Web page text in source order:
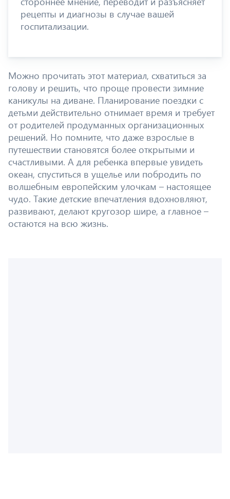
рецепты и диагнозы в случае вашей
госпитализации.
Можно прочитать этот материал, схватиться за
голову и решить, что проще провести зимние
каникулы на диване. Планирование поездки с
детьми действительно отнимает время и требует
от родителей продуманных организационных
решений. Но помните, что даже взрослые в
путешествии становятся более открытыми и
счастливыми. А для ребенка впервые увидеть
океан, спуститься в ущелье или побродить по
волшебным европейским улочкам – настоящее
чудо. Такие детские впечатления вдохновляют,
развивают, делают кругозор шире, а главное –
остаются на всю жизнь.